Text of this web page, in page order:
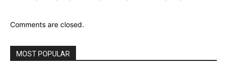
🏛 လညာတ်ပါ်ပဲါ
ဂၠံၚ်တရဴဂကူမန်ဂှ် စိုပ်မံၚ်ဂၠံၚ်လဵုရ
အ္စာဘာကောန်ဂကူမန်ဂမၠိုၚ် ဂွံ
Comments are closed.
MOST POPULAR